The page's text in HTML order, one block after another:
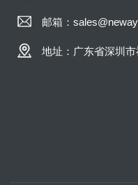
邮箱：
地址：广东省深圳